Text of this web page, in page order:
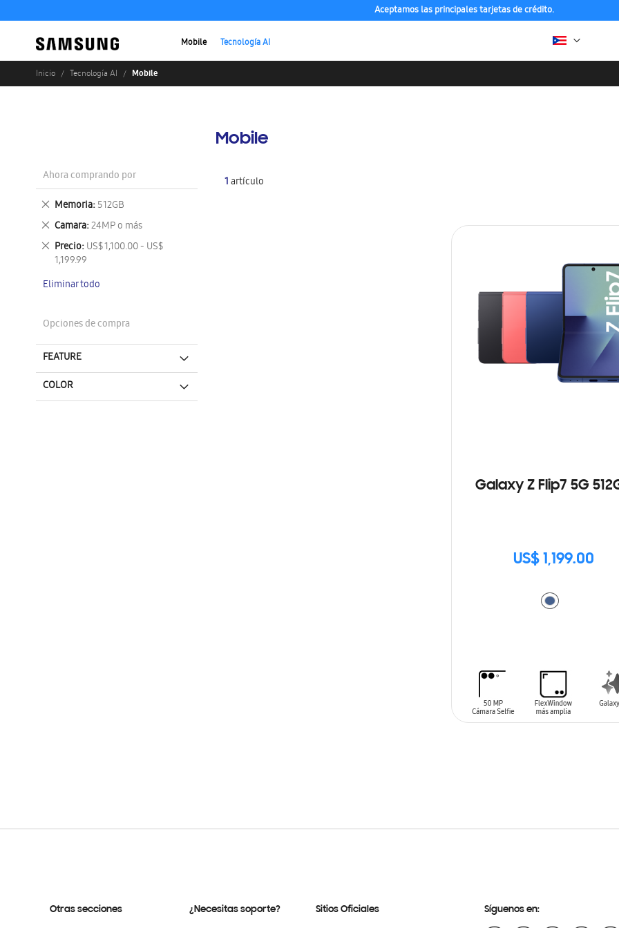
Aceptamos las principales tarjetas de crédito.
Mobile Tecnología AI
Inicio Tecnología AI Mobile
Mobile
1artículo
Galaxy Z Flip7 5G
US$ 1,199.00
Ahora comprando por
Memoria 512GB
Eliminar
este
artículo
Camara 24MP o más
Eliminar
este
artículo
Precio US$ 1,100.00 - US$
1,199.99
Eliminar
este
Eliminar todo
Opciones de compra
FEATURE
COLOR
Otras secciones ¿Necesitas soporte? Sitios Oficiales Síguenos en: